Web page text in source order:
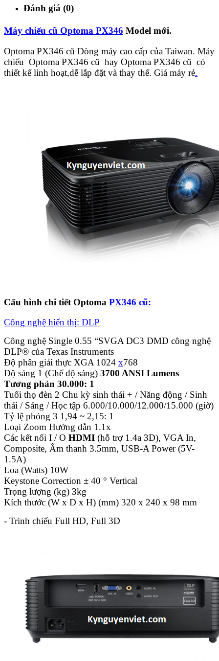
Đánh giá (0)
Máy chiếu cũ Optoma PX346 Model mới.
Optoma PX346 cũ Dòng máy cao cấp của Taiwan. Máy
chiếu Optoma PX346 cũ hay Optoma PX346 cũ có
thiết kế linh hoạt,dễ lắp đặt và thay thế. Giá máy rẻ.
Cấu hình chi tiết Optoma PX346 cũ:
Công nghệ hiển thị: DLP
Công nghệ Single 0.55 “SVGA DC3 DMD công nghệ
DLP® của Texas Instruments
Độ phân giải thực XGA 1024 x768
Độ sáng 1 (Chế độ sáng) 3700 ANSI Lumens
Tương phản 30.000: 1
Tuổi thọ đèn 2 Chu kỳ sinh thái + / Năng động / Sinh
thái / Sáng / Học tập 6.000/10.000/12.000/15.000 (giờ)
Tỷ lệ phóng 3 1,94 ~ 2,15: 1
Loại Zoom Hướng dẫn 1.1x
Các kết nối I / O HDMI (hỗ trợ 1.4a 3D), VGA In,
Composite, Âm thanh 3.5mm, USB-A Power (5V-
1.5A)
Loa (Watts) 10W
Keystone Correction ± 40 ° Vertical
Trọng lượng (kg) 3kg
Kích thước (W x D x H) (mm) 320 x 240 x 98 mm
- Trình chiếu Full HD, Full 3D